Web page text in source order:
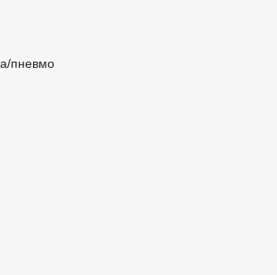
пневмо